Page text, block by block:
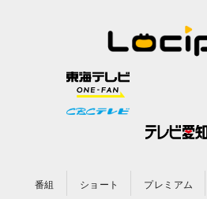
番組 ショート プレミアム